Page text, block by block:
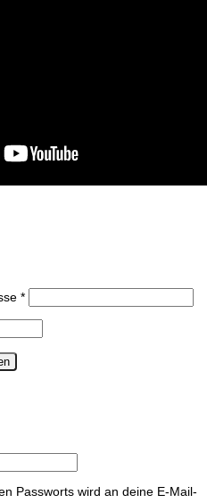
*Erforderlich
Passworts wird an deine E-Mail-